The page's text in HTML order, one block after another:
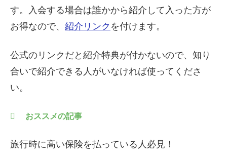
す。入会する場合は誰かから紹介して入った方が
お得なので、 紹介リンク を付けます。
公式のリンクだと紹介特典が付かないので、知り
合いで紹介できる人がいなければ使ってくださ
い。
おススメの記事
旅行時に高い保険を払っている人必見！